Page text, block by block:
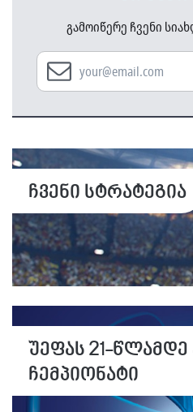
გამოიწერე ჩვენი
ჩვენი სტრატეგია
უეფას 21-
ჩემპიონატი